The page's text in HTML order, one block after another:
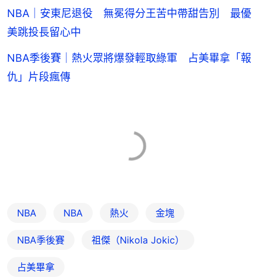
NBA｜安東尼退役 無冕得分王苦中帶甜告別 最優
美跳投長留心中
NBA季後賽｜熱火眾將爆發輕取綠軍 占美畢拿「報
仇」片段瘋傳
NBA NBA 熱火 金塊
NBA季後賽 祖傑（Nikola Jokic）
占美畢拿